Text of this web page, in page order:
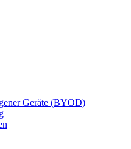
Geräte (BYOD)